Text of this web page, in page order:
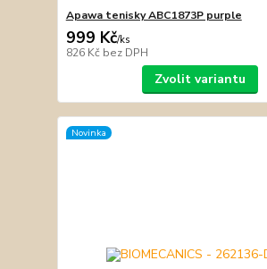
Apawa tenisky ABC1873P purple
999 Kč/ks
826 Kč bez DPH
Zvolit variantu
Novinka